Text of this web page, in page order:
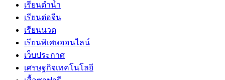
เรียนดำน้ำ
เรียนต่อจีน
เรียนนวด
เรียนพิเศษออนไลน์
เว็บประกาศ
เศรษฐกิจเทคโนโลยี